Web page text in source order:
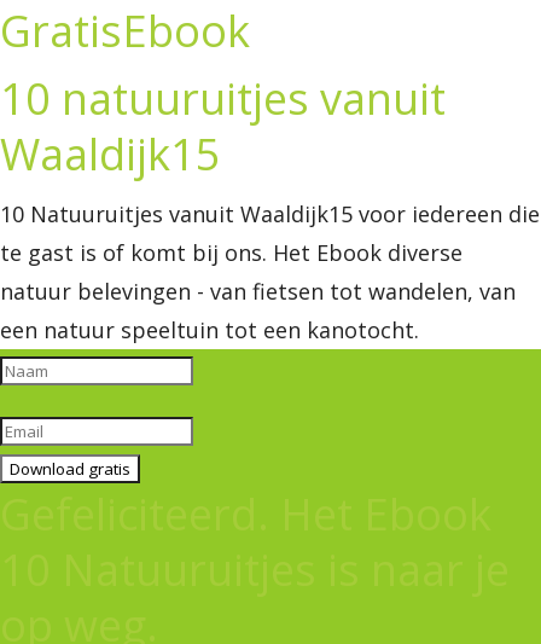
GratisEbook
10 natuuruitjes vanuit
Waaldijk15
10 Natuuruitjes vanuit Waaldijk15 voor iedereen die
te gast is of komt bij ons. Het Ebook diverse
natuur belevingen - van fietsen tot wandelen, van
een natuur speeltuin tot een kanotocht.
Download gratis